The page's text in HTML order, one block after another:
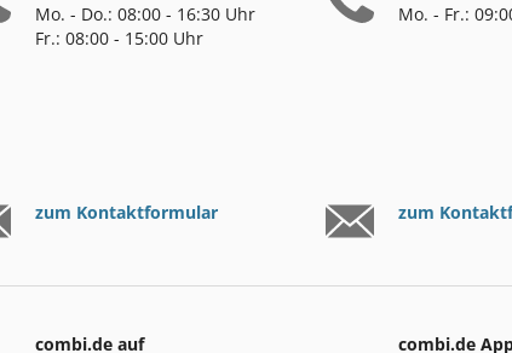
Mo. - Do.: 08:00 - 16:30 Uhr
Fr.: 08:00 - 15:00 Uhr
zum Kontaktformular
Mo. - Fr.:
zum
combi.de auf combi.de